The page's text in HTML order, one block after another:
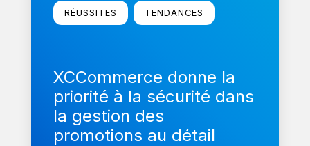
RÉUSSITES TENDANCES
XCCommerce donne la
priorité à la sécurité dans
la gestion des
promotions au détail